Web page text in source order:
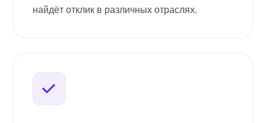
найдёт отклик в различных отраслях.